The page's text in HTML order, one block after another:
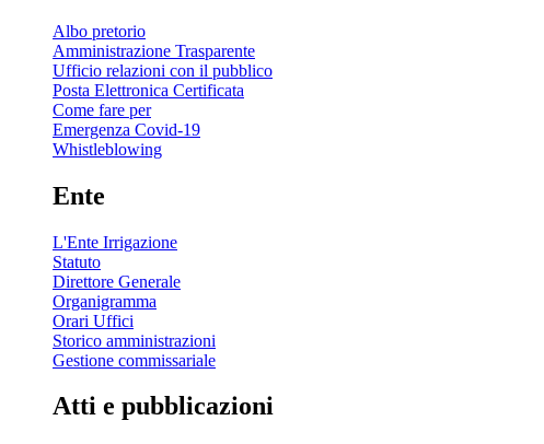
Albo pretorio
Amministrazione Trasparente
Ufficio relazioni con il pubblico
Posta Elettronica Certificata
Come fare per
Emergenza Covid-19
Whistleblowing
Ente
L'Ente Irrigazione
Statuto
Direttore Generale
Organigramma
Orari Uffici
Storico amministrazioni
Gestione commissariale
Atti e pubblicazioni